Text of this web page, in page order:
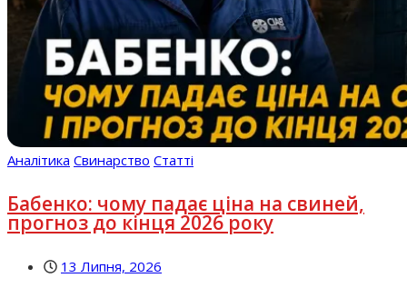
Аналітика Свинарство Статті
Бабенко: чому падає ціна на свиней,
прогноз до кінця 2026 року
13 Липня, 2026